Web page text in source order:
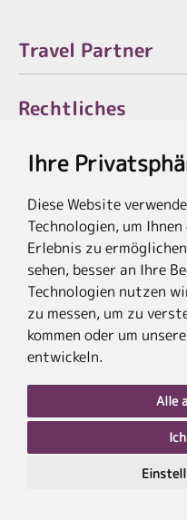
Ihre
Diese Website
Technologien, um
Erlebnis zu
sehen, besser an Ihre
Technologien nutzen
zu messen, um zu
kommen oder um
entwickeln.
Alle
Travel Partner
Rechtliches
* Die Ersparnis bezieht sich auf die
Paketangeboten auf die Summe der
**Streichpreise beziehen sich auf die